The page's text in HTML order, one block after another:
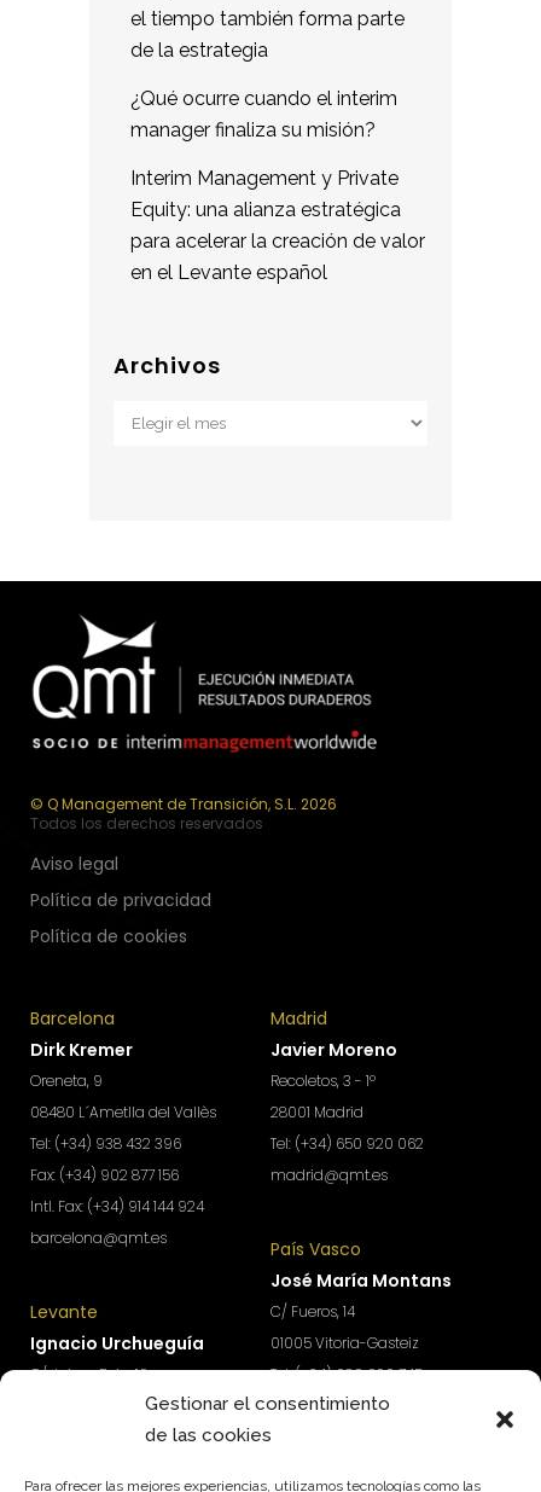
Gestionar el consentimiento
de las cookies
Para ofrecer las mejores experiencias, utilizamos tecnologías como las
el tiempo también forma parte
de la estrategia
¿Qué ocurre cuando el interim
manager finaliza su misión?
Interim Management y Private
Equity: una alianza estratégica
para acelerar la creación de valor
en el Levante español
Archivos
Archivos
© Q Management de Transición, S.L. 2026
Todos los derechos reservados
Aviso legal
Política de privacidad
Política de cookies
Barcelona
Dirk Kremer
Oreneta, 9
08480 L´Ametlla del Vallès
Tel: (+34) 938 432 396
Fax: (+34) 902 877 156
Intl. Fax: (+34) 914 144 924
barcelona@qmt.es
Levante
Ignacio Urchueguía
C/ Jaime Roig, 19
Tel: (+34) 674 570 918
Madrid
Javier Moreno
Recoletos, 3 - 1º
28001 Madrid
Tel: (+34) 650 920 062
madrid@qmt.es
País Vasco
José María Montans
C/ Fueros, 14
01005 Vitoria-Gasteiz
Tel: (+34) 690 690 745
paisvasco@qmt.es